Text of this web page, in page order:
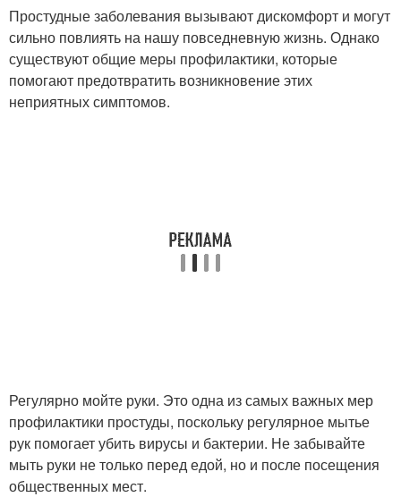
Простудные заболевания вызывают дискомфорт и могут
сильно повлиять на нашу повседневную жизнь. Однако
существуют общие меры профилактики, которые
помогают предотвратить возникновение этих
неприятных симптомов.
Регулярно мойте руки. Это одна из самых важных мер
профилактики простуды, поскольку регулярное мытье
рук помогает убить вирусы и бактерии. Не забывайте
мыть руки не только перед едой, но и после посещения
общественных мест.